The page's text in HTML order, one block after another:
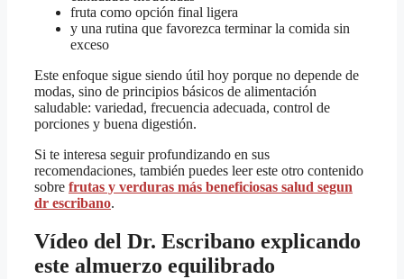
fruta como opción final ligera
y una rutina que favorezca terminar la comida sin
exceso
Este enfoque sigue siendo útil hoy porque no depende de
modas, sino de principios básicos de alimentación
saludable: variedad, frecuencia adecuada, control de
porciones y buena digestión.
Si te interesa seguir profundizando en sus
recomendaciones, también puedes leer este otro contenido
sobre frutas y verduras más beneficiosas salud segun
dr escribano.
Vídeo del Dr. Escribano explicando
este almuerzo equilibrado